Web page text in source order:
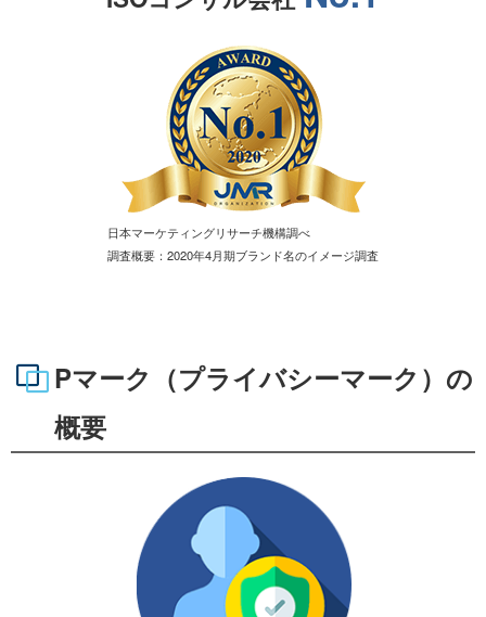
日本マーケティングリサーチ機構調べ
調査概要：2020年4月期ブランド名のイメージ調査
Pマーク（プライバシーマーク）の
概要